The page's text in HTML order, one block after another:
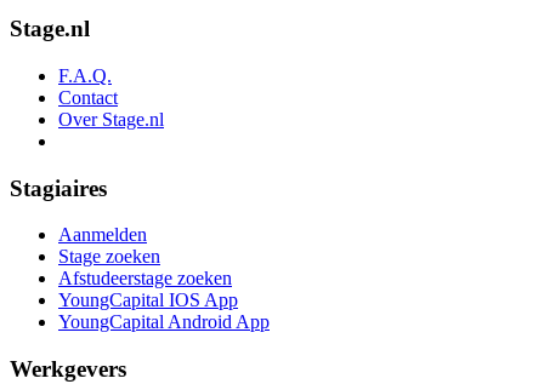
Stage.nl
F.A.Q.
Contact
Over Stage.nl
Stagiaires
Aanmelden
Stage zoeken
Afstudeerstage zoeken
YoungCapital IOS App
YoungCapital Android App
Werkgevers